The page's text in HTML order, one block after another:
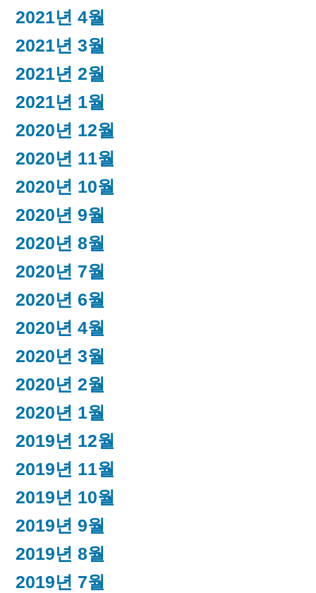
2021년 4월
2021년 3월
2021년 2월
2021년 1월
2020년 12월
2020년 11월
2020년 10월
2020년 9월
2020년 8월
2020년 7월
2020년 6월
2020년 4월
2020년 3월
2020년 2월
2020년 1월
2019년 12월
2019년 11월
2019년 10월
2019년 9월
2019년 8월
2019년 7월